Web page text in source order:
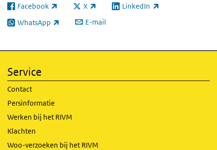
Facebook
(externe link) X
(externe link) LinkedIn
(externe link)
WhatsApp
(externe link) E-mail
Service
Contact
Persinformatie
Werken bij het RIVM
Klachten
Woo-verzoeken bij het RIVM